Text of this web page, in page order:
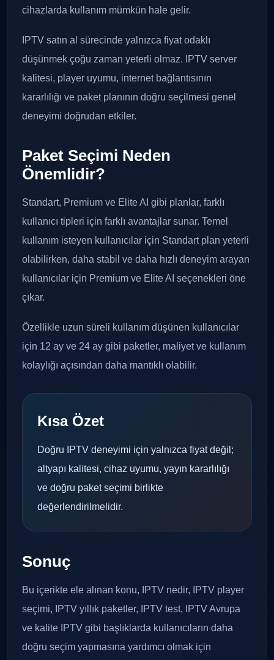
cihazlarda kullanım mümkün hale gelir.
IPTV satın al sürecinde yalnızca fiyat odaklı
düşünmek çoğu zaman yeterli olmaz. IPTV server
kalitesi, player uyumu, internet bağlantısının
kararlılığı ve paket planının doğru seçilmesi genel
deneyimi doğrudan etkiler.
Paket Seçimi Neden
Önemlidir?
Standart, Premium ve Elite AI gibi planlar, farklı
kullanıcı tipleri için farklı avantajlar sunar. Temel
kullanım isteyen kullanıcılar için Standart plan yeterli
olabilirken, daha stabil ve daha hızlı deneyim arayan
kullanıcılar için Premium ve Elite AI seçenekleri öne
çıkar.
Özellikle uzun süreli kullanım düşünen kullanıcılar
için 12 ay ve 24 ay gibi paketler, maliyet ve kullanım
kolaylığı açısından daha mantıklı olabilir.
Kısa Özet
Doğru IPTV deneyimi için yalnızca fiyat değil;
altyapı kalitesi, cihaz uyumu, yayın kararlılığı
ve doğru paket seçimi birlikte
değerlendirilmelidir.
Sonuç
Bu içerikte ele alınan konu, IPTV nedir, IPTV player
seçimi, IPTV yıllık paketler, IPTV test, IPTV Avrupa
ve kalite IPTV gibi başlıklarda kullanıcıların daha
doğru seçim yapmasına yardımcı olmak için